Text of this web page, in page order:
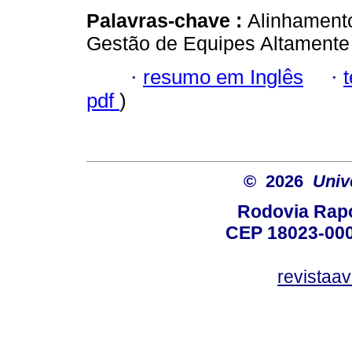
Palavras-chave :
Gestão de Equipes
· resumo em Inglês ·
pdf )
© 2026
Rodovia
CEP 18023-